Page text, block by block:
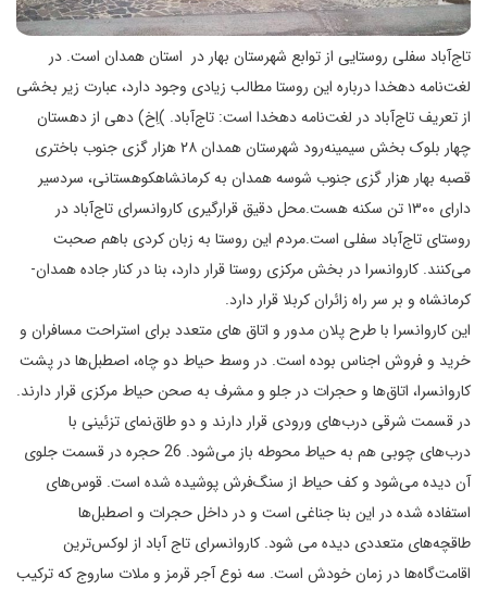
تاج‌آباد سفلی روستایی از توابع شهرستان بهار در استان همدان است. در
لغت‌نامه دهخدا درباره این روستا مطالب زیادی وجود دارد، عبارت زیر بخشی
از تعریف تاج‌آباد در لغت‌نامه دهخدا است: تاج‌آباد. )اِخ) دهی از دهستان
چهار بلوک بخش سیمینه‌رود شهرستان همدان ۲۸ هزار گزی جنوب باختری
قصبه بهار هزار گزی جنوب شوسه همدان به کرمانشاهکوهستانی، سردسیر
دارای ۱۳۰۰ تن سکنه هست.محل دقیق قرارگیری کاروانسرای تاج‌آباد در
روستای تاج‌آباد سفلی است.مردم این روستا به زبان کردی باهم صحبت
می‌کنند. کاروانسرا در بخش مرکزی روستا قرار دارد، بنا در کنار جاده همدان-
کرمانشاه و بر سر راه زائران کربلا قرار دارد.
این کاروانسرا با طرح پلان مدور و اتاق های متعدد برای استراحت مسافران و
خرید و فروش اجناس بوده است. در وسط حیاط دو چاه، اصطبل‌ها در پشت
کاروانسرا، اتاق‌ها و حجرات در جلو و مشرف به صحن حیاط مرکزی قرار دارند.
در قسمت شرقی درب‌های ورودی قرار دارند و دو طاق‌نمای تزئینی با
درب‌های چوبی هم به حیاط محوطه باز می‌شود. 26 حجره در قسمت جلوی
آن دیده می‌شود و کف حیاط از سنگ‌فرش پوشیده شده است. قوس‌های
استفاده شده در این بنا جناغی است و در داخل حجرات و اصطبل‌ها
طاقچه‌های متعددی دیده می شود. کاروانسرای تاج آباد از لوکس‌ترین
اقامت‌گاه‌ها در زمان خودش است. سه نوع آجر قرمز و ملات ساروج که ترکیب